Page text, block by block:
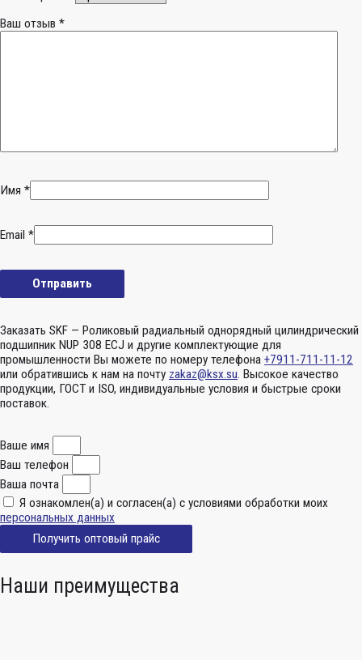
Ваш отзыв *
Имя *
Email *
Заказать SKF — Роликовый радиальный однорядный цилиндрический
подшипник NUP 308 ECJ и другие комплектующие для
промышленности Вы можете по номеру телефона +7911-711-11-12
или обратившись к нам на почту zakaz@ksx.su. Высокое качество
продукции, ГОСТ и ISO, индивидуальные условия и быстрые сроки
поставок.
Ваше имя
Ваш телефон
Ваша почта
Я ознакомлен(а) и согласен(а) с условиями обработки моих
персональных данных
Получить оптовый прайс
Наши преимущества